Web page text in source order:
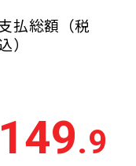
採用情報
500
順払総額 （税
）
149.9